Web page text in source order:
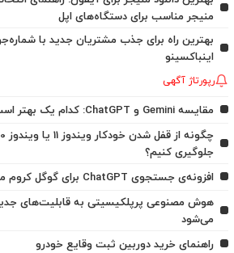
منیجر مناسب برای دستگاه‌های اپل
بهترین راه برای جذب مشتریان جدید با
اینباکسینو
رپورتاژ آگهی
مقایسه Gemini و ChatGPT: کدام یک بهتر است؟
چگونه از قفل شدن
جلوگیری کنیم؟
افزونه‌ی جستجوی ChatGPT برای گوگل کروم معرفی شد
هوش مصنوعی پرپلکیسیتی به قابلیت‌های
می‌شود
راهنمای خرید دوربین ثبت وقایع خودرو